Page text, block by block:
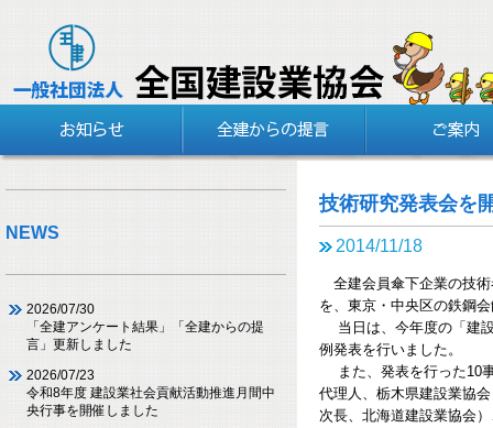
技術研究発表会を
2014/11/18
全建会員傘下企業の技術
を、東京・中央区の鉄鋼
当日は、今年度の「建設
例発表を行いました。
また、発表を行った10
代理人、栃木県建設業協
次長、北海道建設業協会
NEWS
2026/07/30
「全建アンケート結果」「全建からの提
言」更新しました
2026/07/23
令和8年度 建設業社会貢献活動推進月間中
央行事を開催しました